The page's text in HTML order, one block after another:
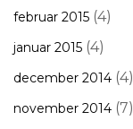
februar 2015 (4)
januar 2015 (4)
december 2014 (4)
november 2014 (7)